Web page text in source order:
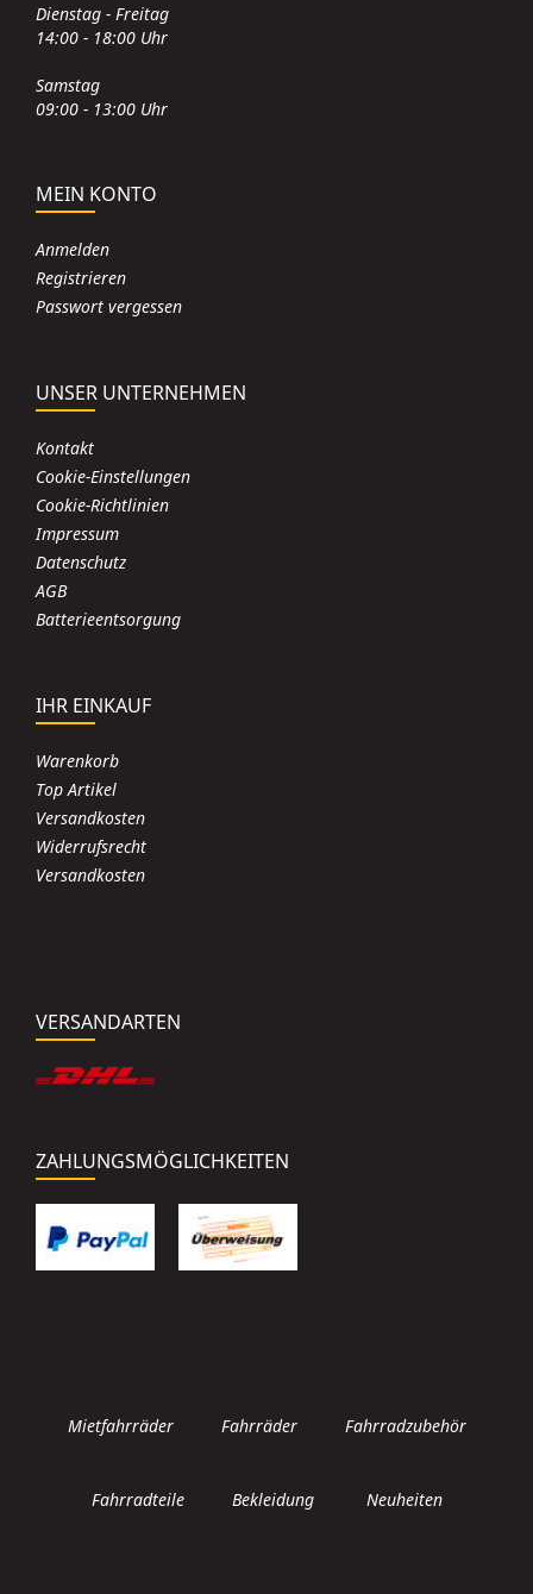
Dienstag - Freitag
14:00 - 18:00 Uhr
Samstag
09:00 - 13:00 Uhr
MEIN KONTO
Anmelden
Registrieren
Passwort vergessen
UNSER UNTERNEHMEN
Kontakt
Cookie-Einstellungen
Cookie-Richtlinien
Impressum
Datenschutz
AGB
Batterieentsorgung
IHR EINKAUF
Warenkorb
Top Artikel
Versandkosten
Widerrufsrecht
Versandkosten
VERSANDARTEN
ZAHLUNGSMÖGLICHKEITEN
Mietfahrräder Fahrräder Fahrradzubehör
Fahrradteile Bekleidung Neuheiten